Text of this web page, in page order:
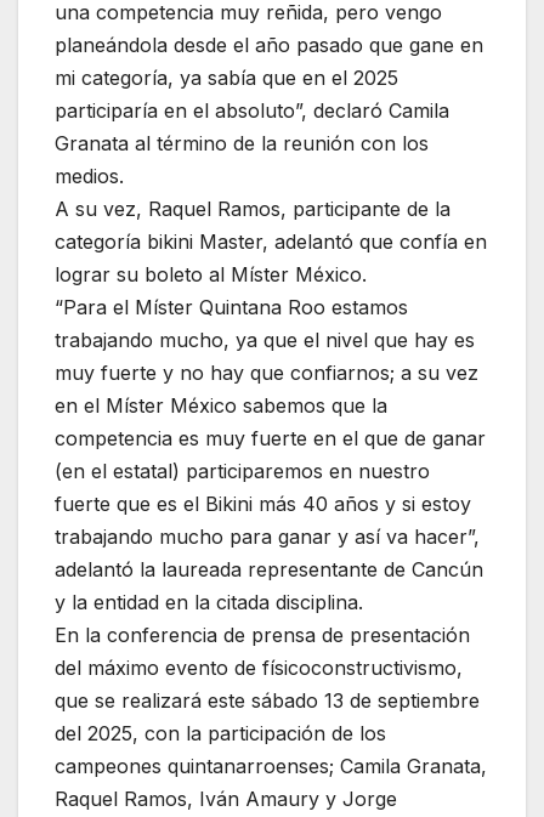
una competencia muy reñida, pero vengo
planeándola desde el año pasado que gane en
mi categoría, ya sabía que en el 2025
participaría en el absoluto”, declaró Camila
Granata al término de la reunión con los
medios.
A su vez, Raquel Ramos, participante de la
categoría bikini Master, adelantó que confía en
lograr su boleto al Míster México.
“Para el Míster Quintana Roo estamos
trabajando mucho, ya que el nivel que hay es
muy fuerte y no hay que confiarnos; a su vez
en el Míster México sabemos que la
competencia es muy fuerte en el que de ganar
(en el estatal) participaremos en nuestro
fuerte que es el Bikini más 40 años y si estoy
trabajando mucho para ganar y así va hacer”,
adelantó la laureada representante de Cancún
y la entidad en la citada disciplina.
En la conferencia de prensa de presentación
del máximo evento de físicoconstructivismo,
que se realizará este sábado 13 de septiembre
del 2025, con la participación de los
campeones quintanarroenses; Camila Granata,
Raquel Ramos, Iván Amaury y Jorge